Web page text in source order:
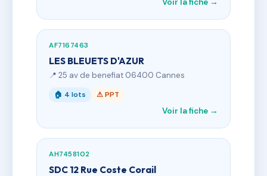
Voir la fiche →
AF7167463
LES BLEUETS D'AZUR
📍 25 av de benefiat 06400 Cannes
🏠 4 lots ⚠ PPT
Voir la fiche →
AH7458102
SDC 12 Rue Coste Corail